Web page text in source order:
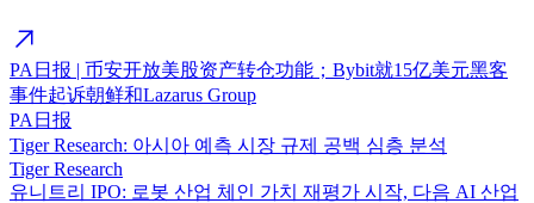
PA日报 | 币安开放美股资产转仓功能；Bybit就15亿美元黑客
事件起诉朝鲜和Lazarus Group
PA日报
Tiger Research: 아시아 예측 시장 규제 공백 심층 분석
Tiger Research
유니트리 IPO: 로봇 산업 체인 가치 재평가 시작, 다음 AI 산업